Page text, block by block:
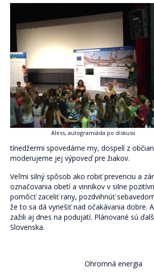
Blog Skrotiť Draka
Kontakt
Aless, autogramiáda po diskusii
tínedžermi spovedáme my, dospelí z
moderujeme jej výpoveď pre žiakov.
Veľmi silný spôsob ako robiť prevenciu a
označovania obetí a vinníkov v silne
pomôcť zaceliť rany, pozdvihnúť
že to sa dá vyriešiť nad očakávania dobre.
zažili aj dnes na podujatí. Plánované sú
Slovenska.
Ohromná energia